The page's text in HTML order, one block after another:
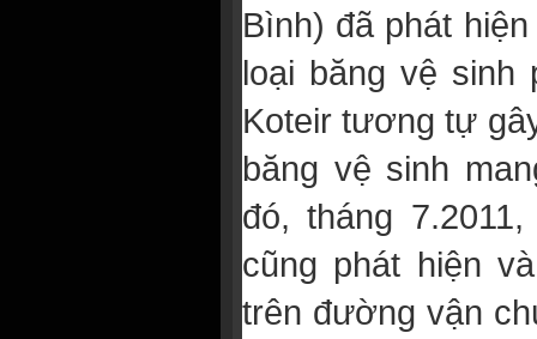
Bình) đã phát
loại băng vệ sinh
Koteir tương tự
băng vệ sinh
đó, tháng
cũng phát hiện
trên đường vận